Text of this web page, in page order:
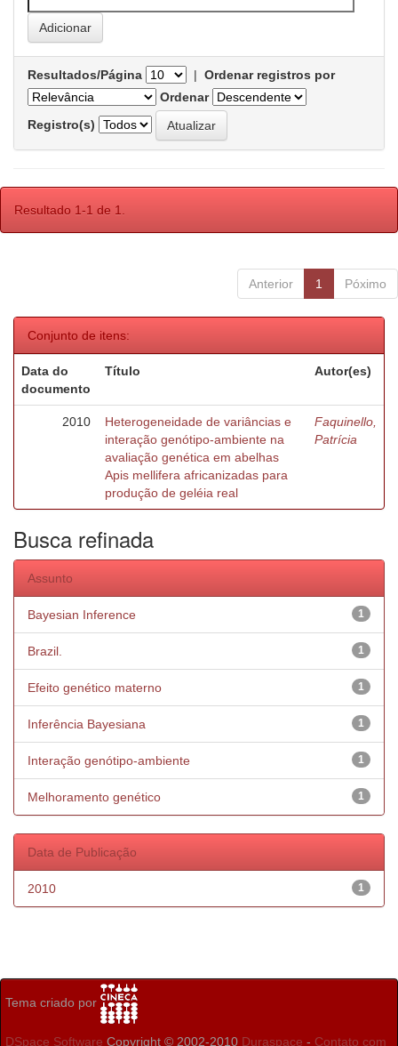
Resultados/Página | Ordenar registros por
Ordenar
Registro(s)
Resultado 1-1 de 1.
Anterior 1 Póximo
Conjunto de itens:
Data do
documento
Título Autor(es)
2010
Heterogeneidade de variâncias e
interação genótipo-ambiente na
avaliação genética em abelhas
Apis mellifera africanizadas para
produção de geléia real
Faquinello,
Patrícia
Busca refinada
Assunto
1
Bayesian Inference
1
Brazil.
1
Efeito genético materno
1
Inferência Bayesiana
1
Interação genótipo-ambiente
1
Melhoramento genético
Data de Publicação
1
2010
Tema criado por
DSpace Software Copyright © 2002-2010 Duraspace - Contato com